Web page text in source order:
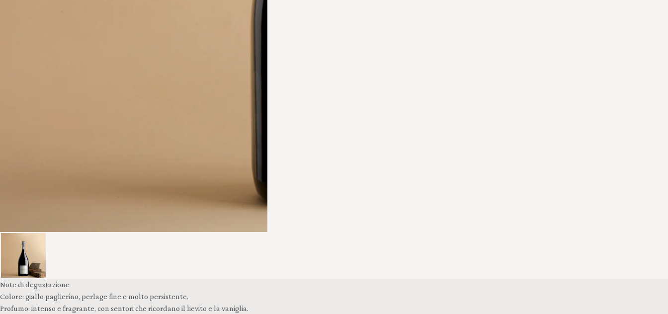
Note di degustazione
Colore: giallo paglierino, perlage fine e molto persistente.
Profumo: intenso e fragrante, con sentori che ricordano il lievito e la vaniglia.